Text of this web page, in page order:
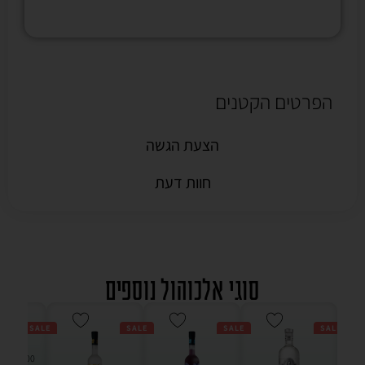
הצעת הגשה
חוות דעת
הפרטים הקטנים
סוגי אלכוהול נוספים
SALE
SALE
SALE
SALE